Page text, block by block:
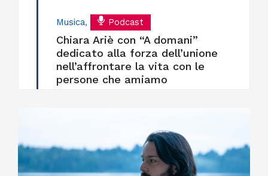
Musica, Podcast
Chiara Ariè con “A domani”
dedicato alla forza dell’unione
nell’affrontare la vita con le
persone che amiamo